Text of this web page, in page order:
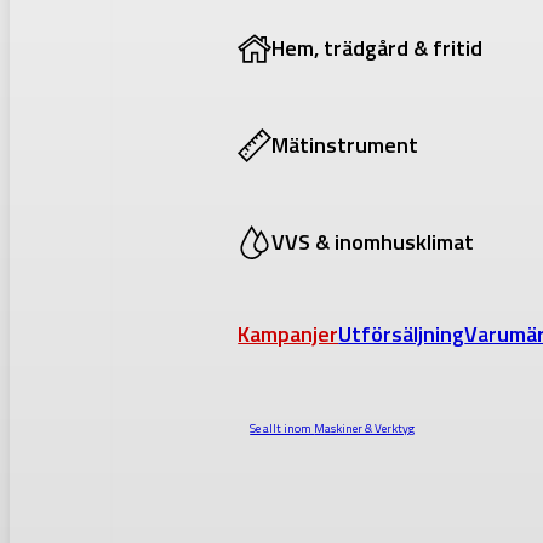
Hem, trädgård & fritid
Mätinstrument
VVS & inomhusklimat
KampanjerUtförsäljning
Se allt inom Maskiner & Verktyg